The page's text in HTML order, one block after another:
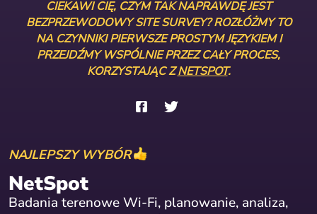
CIEKAWI CIĘ, CZYM TAK NAPRAWDĘ JEST
BEZPRZEWODOWY SITE SURVEY? ROZŁÓŻMY TO
NA CZYNNIKI PIERWSZE PROSTYM JĘZYKIEM I
PRZEJDŹMY WSPÓLNIE PRZEZ CAŁY PROCES,
KORZYSTAJĄC ZNETSPOT.
NAJLEPSZY WYBÓR
NetSpot
Badania terenowe Wi-Fi, planowanie, analiza,